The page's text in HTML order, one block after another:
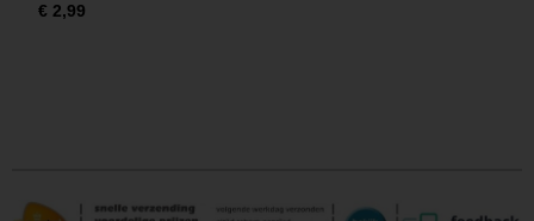
€ 2,99